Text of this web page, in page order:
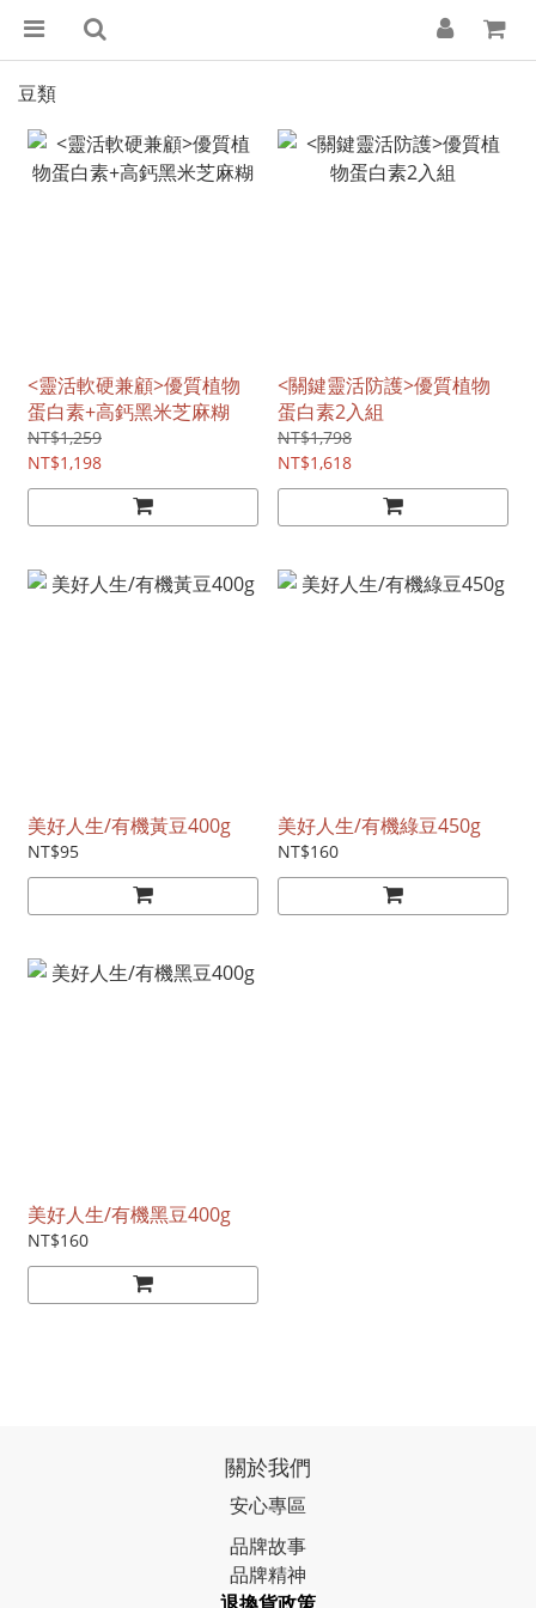
豆類
<靈活軟硬兼顧>優質植物
蛋白素+高鈣黑米芝麻糊
NT$1,259
NT$1,198
<關鍵靈活防護>優質植物
蛋白素2入組
NT$1,798
NT$1,618
美好人生/有機黃豆400g
NT$95
美好人生/有機綠豆450g
NT$160
美好人生/有機黑豆400g
NT$160
關於我們
安心專區
品牌故事
品牌精神